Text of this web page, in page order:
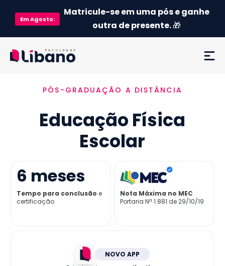
EmAgosto:
Matricule-se em uma pós e ganhe
outra de presente.🎁
Ementa
Como funciona
Credenciamento MEC
Preço
Já sou aluno
PÓS-GRADUAÇÃO A DISTÂNCIA
Educação Física
Escolar
6 meses
Tempo para conclusão e
certificação
Nota Máxima no MEC
Portaria Nª 1.881 de 29/10/19
NOVO APP